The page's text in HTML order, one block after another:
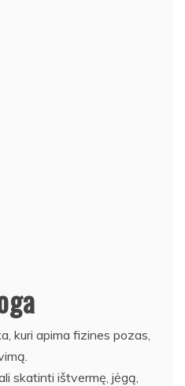
kuri apima fizines pozas,
skatinti ištvermę, jėgą,